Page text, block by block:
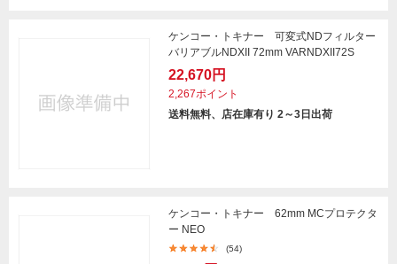
ケンコー・トキナー 可変式NDフィルター
バリアブルNDXII 72mm VARNDXII72S
22,670円
2,267ポイント
送料無料、店在庫有り 2～3日出荷
ケンコー・トキナー 62mm MCプロテクタ
ー NEO
(54)